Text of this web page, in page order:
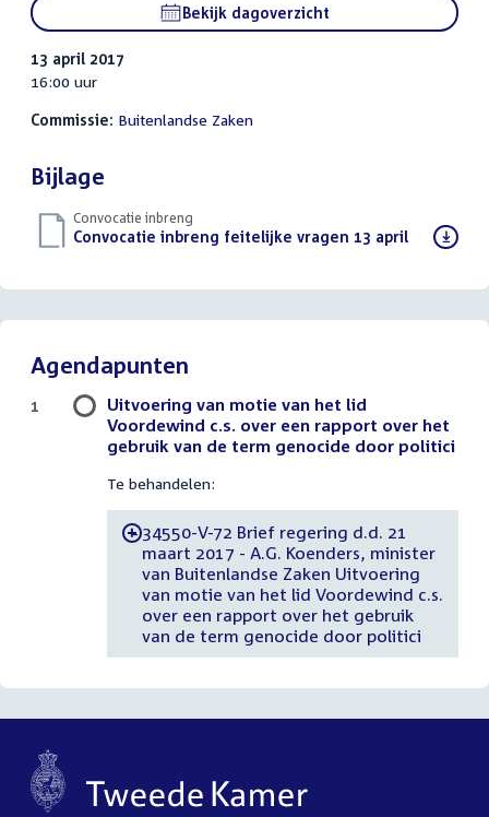
Bekijk dagoverzicht
13 april 2017
16:00 uur
Commissie: Buitenlandse Zaken
Bijlage
Convocatie inbreng
Download
Convocatie inbreng feitelijke vragen 13 april(PDF)
Agendapunten
Uitvoering van motie van het lid
Voordewind c.s. over een rapport over het
gebruik van de term genocide door politici
Te behandelen:
-34550-V-72 Brief regering d.d. 21
maart 2017 - A.G. Koenders, minister
van Buitenlandse Zaken Uitvoering
van motie van het lid Voordewind c.s.
over een rapport over het gebruik
van de term genocide door politici
1